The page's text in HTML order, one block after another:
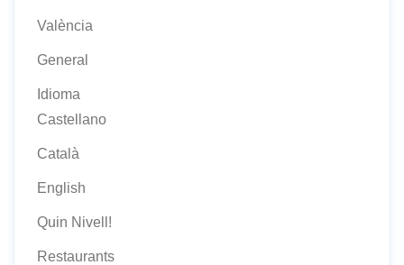
València
General
Idioma
Castellano
Català
English
Quin Nivell!
Restaurants